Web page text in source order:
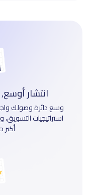
انتشار
وسع دائرة وصولك
استراتيجيات